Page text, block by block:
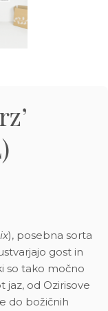
), posebna sorta
gost in
so tako močno
od Ozirisove
do božičnih